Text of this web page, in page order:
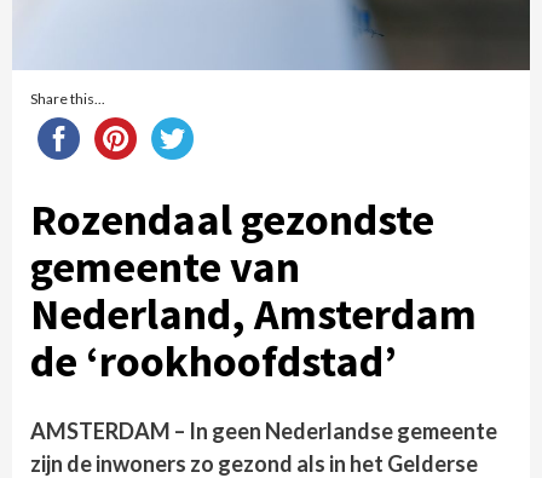
Share this...
Rozendaal gezondste
gemeente van
Nederland, Amsterdam
de ‘rookhoofdstad’
AMSTERDAM – In geen Nederlandse gemeente
zijn de inwoners zo gezond als in het Gelderse